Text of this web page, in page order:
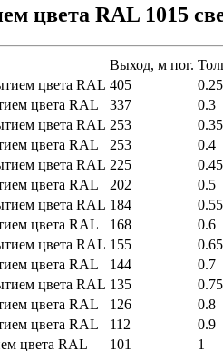
цвета RAL 1015
Выход, м пог.
цвета RAL 405 0.25
цвета RAL
337 0.3
цвета RAL 253 0.35
цвета RAL
253 0.4
цвета RAL 225 0.45
цвета RAL
202 0.5
цвета RAL 184 0.55
цвета RAL
168 0.6
цвета RAL 155 0.65
цвета RAL
144 0.7
цвета RAL 135 0.75
цвета RAL
126 0.8
цвета RAL
112 0.9
цвета RAL
101 1